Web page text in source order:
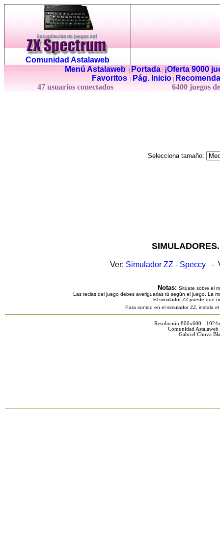
Comunidad Astalaweb
Menú Astalaweb| Portada|
¡Oferta 9000
Favoritos
Pág. Inicio
47 usuarios conectados
6400 juegos
Selecciona tamaño:
Ver: Simulador ZZ - Speccy -
Notas: Sitúate sobre el
Las teclas del juego debes averiguarlas tú según el juego. La
El simulador ZZ puede que
Para sonido en el simulador ZZ, instala
Resolución 800x600 -
Comunidad
Gabriel Chova